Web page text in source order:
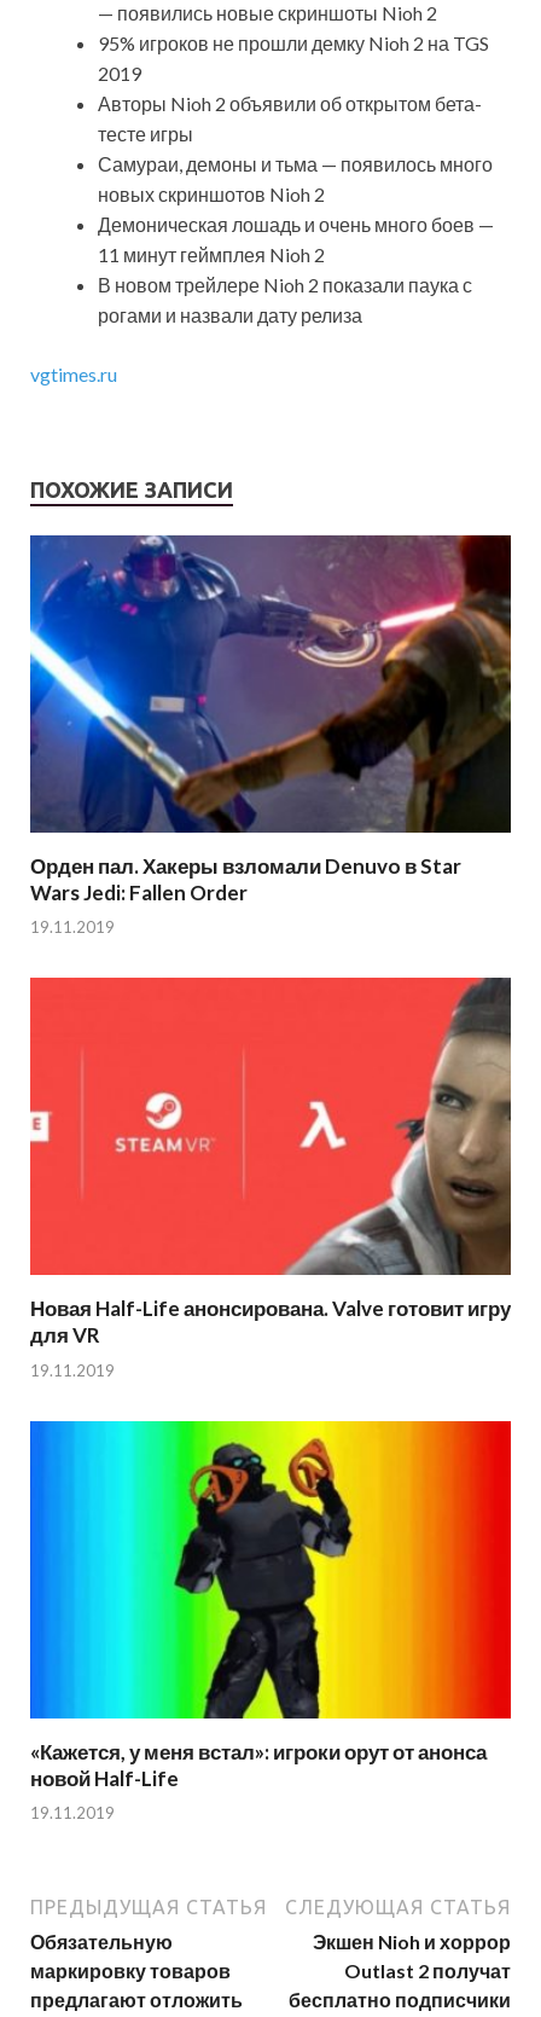
— появились новые скриншоты Nioh 2
95% игроков не прошли демку Nioh 2 на TGS
2019
Авторы Nioh 2 объявили об открытом бета-
тесте игры
Самураи, демоны и тьма — появилось много
новых скриншотов Nioh 2
Демоническая лошадь и очень много боев —
11 минут геймплея Nioh 2
В новом трейлере Nioh 2 показали паука с
рогами и назвали дату релиза
vgtimes.ru
ПОХОЖИЕ ЗАПИСИ
Орден пал. Хакеры взломали Denuvo в Star
Wars Jedi: Fallen Order
19.11.2019
Новая Half-Life анонсирована. Valve готовит игру
для VR
19.11.2019
«Кажется, у меня встал»: игроки орут от анонса
новой Half-Life
19.11.2019
ПРЕДЫДУЩАЯ СТАТЬЯ
Обязательную
маркировку товаров
предлагают отложить
СЛЕДУЮЩАЯ СТАТЬЯ
Экшен Nioh и хоррор
Outlast 2 получат
бесплатно подписчики